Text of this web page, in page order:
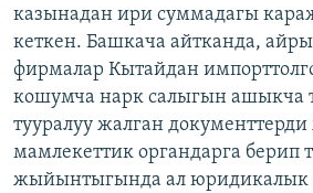
казынадан ири суммадагы
кеткен. Башкача айтканда,
фирмалар Кытайдан
кошумча нарк салыгын ашыкча
тууралуу жалган
мамлекеттик органдарга
жыйынтыгында ал юридикалык